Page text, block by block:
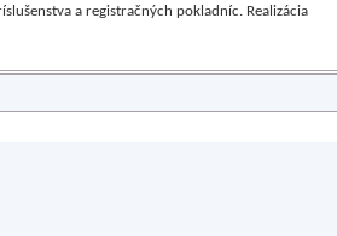
a registračných pokladníc. Realizácia